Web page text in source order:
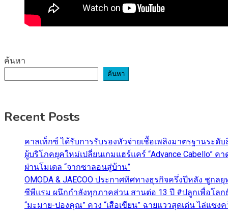
ค้นหา
ค้นหา
Recent Posts
คาลเท็กซ์ ได้รับการรับรองหัวจ่ายเชื้อเพลิงมาตรฐานร
ผู้บริโภคยุคใหม่เปลี่ยนเกมแฮร์แคร์ “Advance
ผ่านโมเดล “จากซาลอนสู่บ้าน”
OMODA & JAECOO ประกาศทิศทางธุรกิจครึ่งปีหลัง ชูกล
ซีพีแรม ผนึกกำลังทุกภาคส่วน สานต่อ 13 ปี #ปลูกเพื่อโลก
“มะมาย-ปองคุณ” ควง “เสือเขียน” ฉายแววสุดเด่น ไล่แ